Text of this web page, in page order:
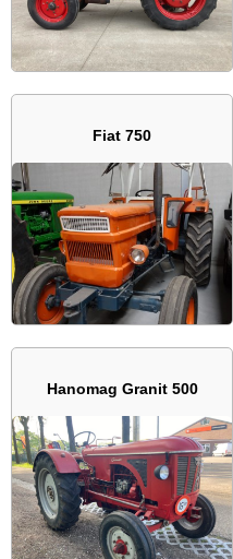
Fiat 750
Hanomag Granit 500